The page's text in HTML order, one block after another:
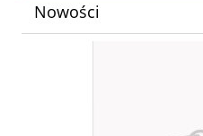
Nowości